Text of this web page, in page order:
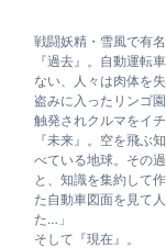
戦闘妖精・雪風で有
『過去』。自動運転
ない、人々は肉体を
盗みに入ったリンゴ
触発されクルマをイ
『未来』。空を飛ぶ
べている地球。その
と、知識を集約して
た自動車図面を見て
た…」
そして『現在』。